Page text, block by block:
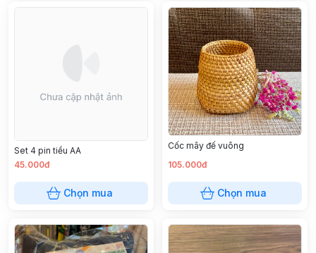
Set 4 pin tiểu AA
45.000đ
Chọn mua
Cốc mây đế vuông
105.000đ
Chọn mua